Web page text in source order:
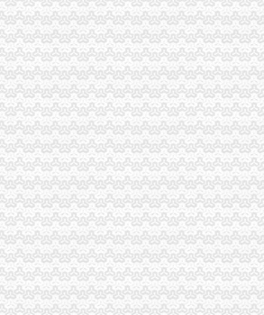
同城
司|池州会计公司|池州嘉禾财务咨询有限公司
计专业实训模式
帐（代理注册-代账报税-代-镇江58同城
质服务让您满意_审计代账】-审计-盐城赶集
山代理记账,昆山代理做账,花桥代
账会计张维欢为您代办新公司执照-安徽芜
注册_沈代账公司_沈瑞亚会计服务有
帐-南京赶集网
沈代账公司、沈代账会计【今日推